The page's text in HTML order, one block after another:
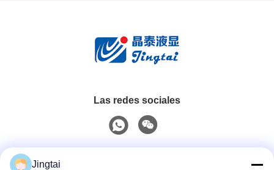
Las redes sociales
Jingtai